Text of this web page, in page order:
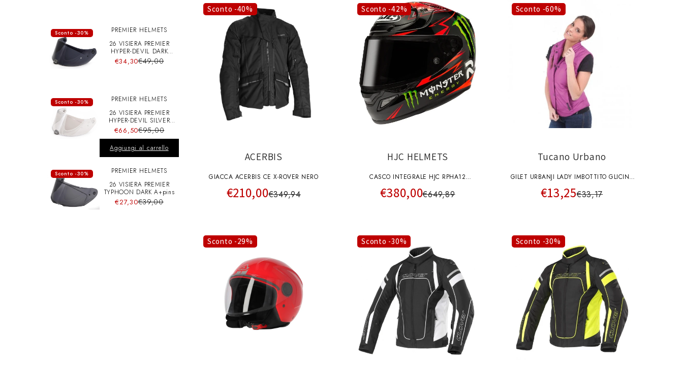
Sconto -30%
PREMIER HELMETS
26 VISIERA PREMIER
HYPER-DEVIL DARK
A+pins
€34,30€49,00
Sconto -30%
PREMIER HELMETS
26 VISIERA PREMIER
HYPER-DEVIL SILVER
CHRO A+pins
€66,50€95,00
Aggiungi al carrello
Sconto -30%
PREMIER HELMETS
26 VISIERA PREMIER
TYPHOON DARK A+pins
€27,30€39,00
Sconto -40%
ACERBIS
GIACCA ACERBIS CE X-ROVER NERO
€210,00€349,94
Sconto -42%
HJC HELMETS
CASCO INTEGRALE HJC RPHA12
QUARTARARO REPLICA MC1
€380,00€649,89
Sconto -60%
Tucano Urbano
GILET URBANJI LADY IMBOTTITO GLICINE
TUCANO URBANO TAGLIA XS
€13,25€33,17
Sconto -29% Sconto -30% Sconto -30%